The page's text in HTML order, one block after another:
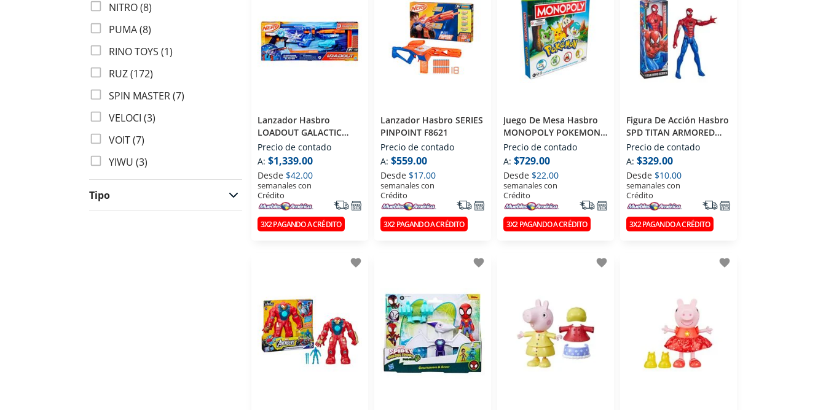
NITRO (8)
PUMA (8)
RINO TOYS (1)
RUZ (172)
SPIN MASTER (7)
VELOCI (3)
VOIT (7)
YIWU (3)
Tipo
Lanzador Hasbro
LOADOUT GALACTIC
COMMANDER G1580
Precio de contado
A: $1,339.00
Desde $42.00
semanales con
Crédito
3X2 PAGANDO A CRÉDITO
Lanzador Hasbro SERIES
PINPOINT F8621
Precio de contado
A: $559.00
Desde $17.00
semanales con
Crédito
3X2 PAGANDO A CRÉDITO
Juego De Mesa Hasbro
MONOPOLY POKEMON
G0716
Precio de contado
A: $729.00
Desde $22.00
semanales con
Crédito
3X2 PAGANDO A CRÉDITO
Figura De Acción Hasbro
SPD TITAN ARMORED
SPIDER MAN E8522
Precio de contado
A: $329.00
Desde $10.00
semanales con
Crédito
3X2 PAGANDO A CRÉDITO
favorite favorite favorite favorite